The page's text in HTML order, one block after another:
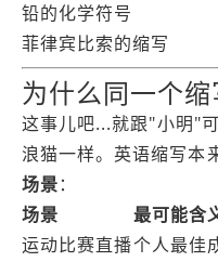
铅的化学符号
菲律宾比索的缩写
为什么同一个缩
这事儿吧...就跟"小明"
浪猫一样。英语缩写本
场景：
场景
最可能含
运动比赛直播个人最佳